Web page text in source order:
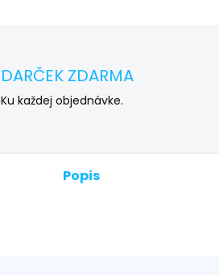
DARČEK ZDARMA
Ku každej objednávke.
Popis